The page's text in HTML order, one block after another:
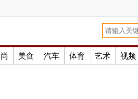
美食 汽车 体育 艺术 视频